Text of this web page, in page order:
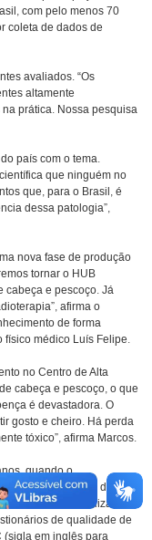
com pelo menos 70
coleta de dados de
avaliados. “Os
altamente
prática. Nossa pesquisa
país com o tema.
que ninguém no
que, para o Brasil, é
dessa patologia”,
nova fase de produção
tornar o HUB
cabeça e pescoço. Já
afirma o
de forma
físico médico Luís Felipe.
no Centro de Alta
cabeça e pescoço, o que
é devastadora. O
gosto e cheiro. Há perda
tóxico”, afirma Marcos.
quando o
uma temporada de
o trabalho realizado
de qualidade de
(sigla em inglês para